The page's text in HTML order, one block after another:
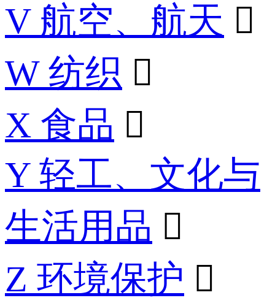
V 航空、航天 
W 纺织 
X 食品 
Y 轻工、文化与
生活用品 
Z 环境保护 